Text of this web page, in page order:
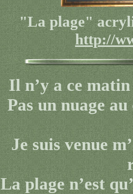
"La plage"
http://
Il n’y a ce
Pas un nuage
Je suis venue
La plage n’est